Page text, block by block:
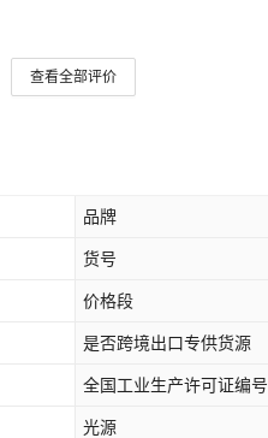
查看全部评价
品牌
货号
价格段
是否跨境出口专供货源
全国工业生产许可证编号
光源